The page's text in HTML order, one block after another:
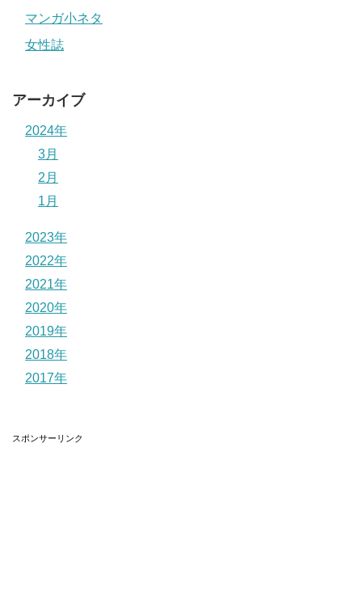
マンガ小ネタ
女性誌
アーカイブ
2024年
3月
2月
1月
2023年
2022年
2021年
2020年
2019年
2018年
2017年
スポンサーリンク